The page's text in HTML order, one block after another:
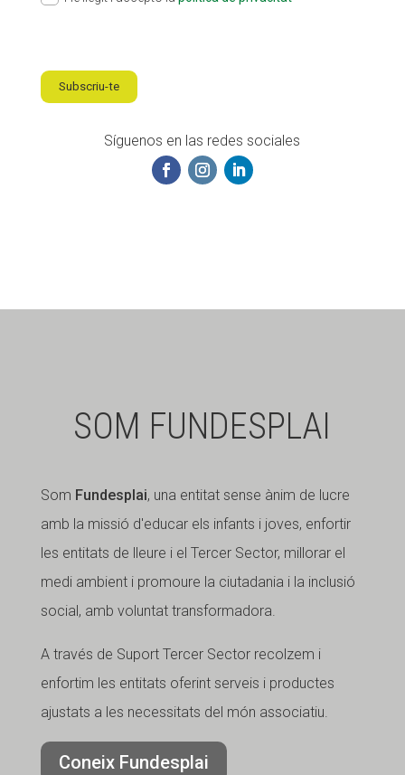
Subscriu-te
Síguenos en las redes sociales
SOM FUNDESPLAI
Som Fundesplai, una entitat sense ànim de lucre
amb la missió d'educar els infants i joves, enfortir
les entitats de lleure i el Tercer Sector, millorar el
medi ambient i promoure la ciutadania i la inclusió
social, amb voluntat transformadora.
A través de Suport Tercer Sector recolzem i
enfortim les entitats oferint serveis i productes
ajustats a les necessitats del món associatiu.
Coneix Fundesplai